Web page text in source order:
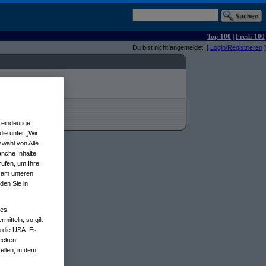
Top-100 | Fresh-100
Du bist nicht angemeldet. [ Login/Registrieren ]
unter „Wir
von Alle
Inhalte
um Ihre
unteren
Sie in
so gilt
die USA. Es
in dem